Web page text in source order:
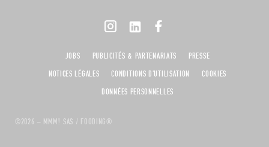
©2026 – MMM! SAS / FOODING®
JOBS PUBLICITÉS & PARTENARIATS
PRESSE
NOTICES LÉGALES
CONDITIONS D'UTILISATION
COOKIES
DONNÉES PERSONNELLES